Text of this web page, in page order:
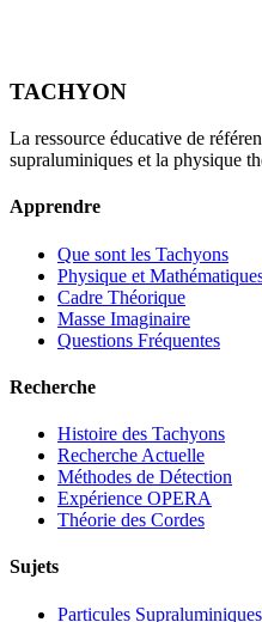
TACHYON
La ressource éducative de
supraluminiques et la physique
Apprendre
Que sont les Tachyons
Physique et
Cadre Théorique
Masse Imaginaire
Questions Fréquentes
Recherche
Histoire des Tachyons
Recherche Actuelle
Méthodes de Détection
Expérience OPERA
Théorie des Cordes
Sujets
Particules Supraluminiques